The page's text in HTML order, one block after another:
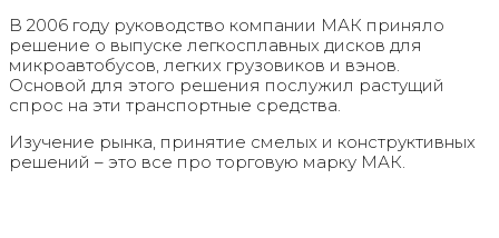
В 2006 году руководство компании МАК приняло
решение о выпуске легкосплавных дисков для
микроавтобусов, легких грузовиков и вэнов.
Основой для этого решения послужил растущий
спрос на эти транспортные средства.
Изучение рынка, принятие смелых и конструктивных
решений – это все про торговую марку МАК.